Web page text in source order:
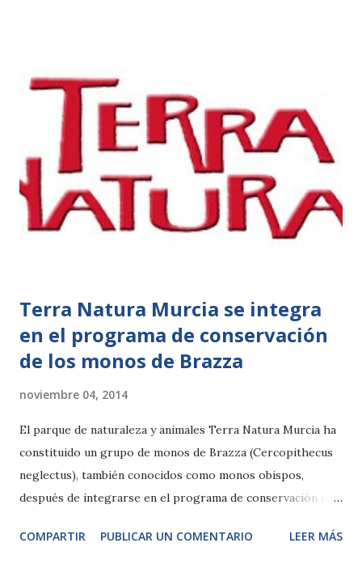
aquellas personas que adquieran su entrada en la web del
parque ( www.sendaviva.com ) se beneficiarán de un
descuento de 5€ en cada entrada (en todas las opciones de
venta existentes en la web). En este caso, el precio de
adulto será de 18 € y para los niños, de 11€. El parque
amplía su temporada 14 días más, abriendo todos los fines
de semana de noviembre (los días 8 y 9; 15 y 16; 22 y 23; y 29
y 30) y del 3 al 8 de diciembre de manera ininterrumpid...
Terra Natura Murcia se integra
en el programa de conservación
de los monos de Brazza
noviembre 04, 2014
El parque de naturaleza y animales Terra Natura Murcia ha
constituido un grupo de monos de Brazza (Cercopithecus
neglectus), también conocidos como monos obispos,
después de integrarse en el programa de conservación de
del reducido grupo de zoológicos españoles que cuentan
COMPARTIR PUBLICAR UN COMENTARIO LEER MÁS